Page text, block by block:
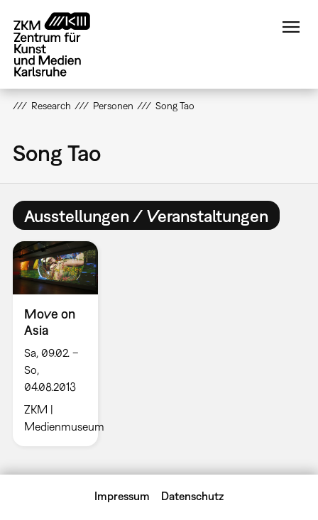
zum
Inhalt
Research Personen Song Tao
Song Tao
Ausstellungen / Veranstaltungen
Move on
Asia
Sa, 09.02. –
So,
04.08.2013
ZKM |
Medienmuseum
Impressum Datenschutz